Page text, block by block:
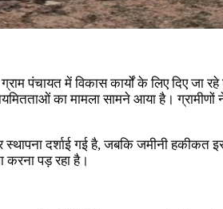
पंचायत में विकास कार्यों के लिए दिए
का मामला सामने आया है। ग्रामीणों
स्थापना दर्शाई गई है, जबकि जमीनी
करना पड़ रहा है।